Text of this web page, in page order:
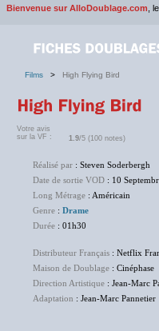
Bienvenue sur AlloDoublage.com ,
Films > High Flying Bird
Votre avis
sur la VF :
1.9/5 (100 notes)
Réalisé par : Steven Soderbergh
Date de sortie VOD : 10
Long Métrage : Américain
Genre : Drame
Durée : 01h30
Distributeur Français : Netflix
Maison de Doublage : Cinéphase
Direction Artistique : Jean-Marc
Adaptation : Jean-Marc Pannetier